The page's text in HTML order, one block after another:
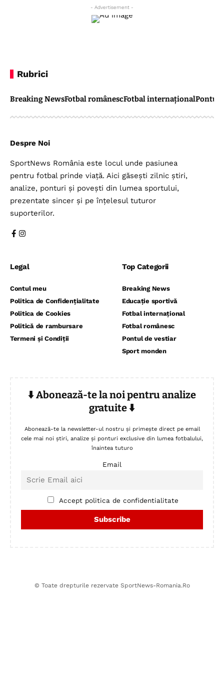
- Advertisement -
Rubrici
Breaking NewsFotbal românescFotbal internaționalPontul
Despre Noi
SportNews România este locul unde pasiunea
pentru fotbal prinde viață. Aici găsești zilnic știri,
analize, ponturi și povești din lumea sportului,
prezentate sincer și pe înțelesul tuturor
suporterilor.
Legal
Contul meu
Politica de Confidențialitate
Politica de Cookies
Politică de rambursare
Termeni și Condiții
Top Categorii
Breaking News
Educație sportivă
Fotbal internațional
Fotbal românesc
Pontul de vestiar
Sport monden
⬇️ Abonează-te la noi pentru analize
gratuite ⬇️
Abonează-te la newsletter-ul nostru și primește direct pe email
cele mai noi știri, analize și ponturi exclusive din lumea fotbalului,
înaintea tuturo
Email
Accept politica de confidentialitate
© Toate drepturile rezervate SportNews-Romania.Ro